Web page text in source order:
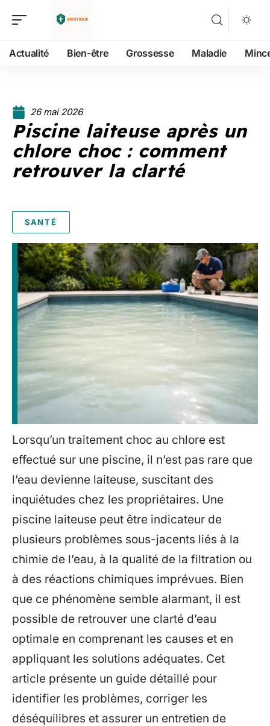
Actualité Bien-être Grossesse Maladie
26 mai 2026
Piscine laiteuse après un
chlore choc : comment
retrouver la clarté
SANTÉ
Lorsqu’un traitement choc au chlore est
effectué sur une piscine, il n’est pas rare que
l’eau devienne laiteuse, suscitant des
inquiétudes chez les propriétaires. Une
piscine laiteuse peut être indicateur de
plusieurs problèmes sous-jacents liés à la
chimie de l’eau, à la qualité de la filtration ou
à des réactions chimiques imprévues. Bien
que ce phénomène semble alarmant, il est
possible de retrouver une clarté d’eau
optimale en comprenant les causes et en
appliquant les solutions adéquates. Cet
article présente un guide détaillé pour
identifier les problèmes, corriger les
déséquilibres et assurer un entretien de